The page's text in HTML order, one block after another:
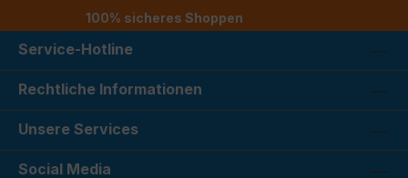
100% sicheres Shoppen
Service-Hotline
Rechtliche Informationen
Unsere Services
Social Media